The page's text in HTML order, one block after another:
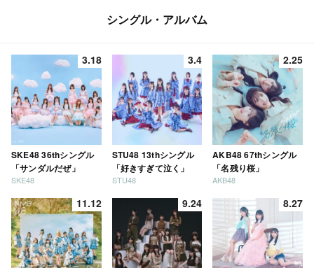
シングル・アルバム
3.18
SKE48 36thシングル
「サンダルだぜ」
SKE48
3.4
STU48 13thシングル
「好きすぎて泣く」
STU48
2.25
AKB48 67thシングル
「名残り桜」
AKB48
11.12 9.24 8.27